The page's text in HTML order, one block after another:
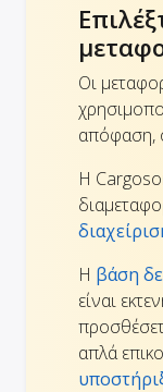
Οι
απόφαση,
Η
Η βάση
είναι
απλά